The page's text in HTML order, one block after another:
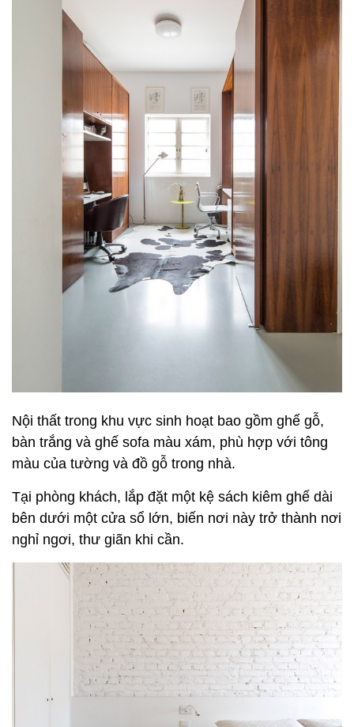
Nội thất trong khu vực sinh hoạt bao gồm ghế gỗ,
bàn trắng và ghế sofa màu xám, phù hợp với tông
màu của tường và đồ gỗ trong nhà.
Tại phòng khách, lắp đặt một kệ sách kiêm ghế dài
bên dưới một cửa sổ lớn, biến nơi này trở thành nơi
nghỉ ngơi, thư giãn khi cần.